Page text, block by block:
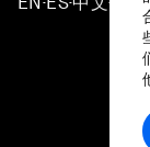
▪ ▪ ▪